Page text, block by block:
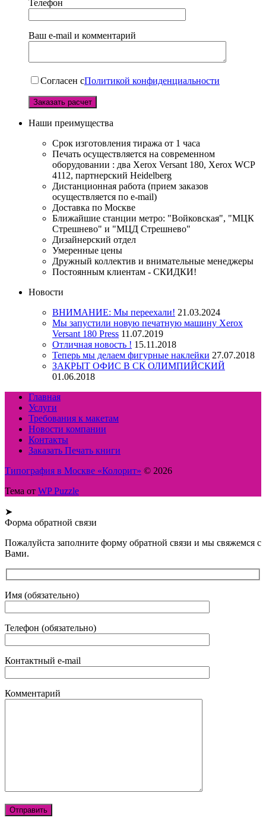
Телефон
Ваш e-mail и комментарий
Согласен сПолитикой конфиденциальности
Наши преимущества
Срок изготовления тиража от 1 часа
Печать осуществляется на современном
оборудовании : два Xerox Versant 180, Xerox WCP
4112, партнерский Heidelberg
Дистанционная работа (прием заказов
осуществляется по e-mail)
Доставка по Москве
Ближайшие станции метро: "Войковская", "МЦК
Стрешнево" и "МЦД Стрешнево"
Дизайнерский отдел
Умеренные цены
Дружный коллектив и внимательные менеджеры
Постоянным клиентам - СКИДКИ!
Новости
ВНИМАНИЕ: Мы переехали! 21.03.2024
Мы запустили новую печатную машину Xerox
Versant 180 Press 11.07.2019
Отличная новость ! 15.11.2018
Теперь мы делаем фигурные наклейки 27.07.2018
ЗАКРЫТ ОФИС В СК ОЛИМПИЙСКИЙ
01.06.2018
Главная
Услуги
Требования к макетам
Новости компании
Контакты
Заказать Печать книги
Типография в Москве «Колорит» © 2026
Тема от WP Puzzle
➤
Форма обратной связи
Пожалуйста заполните форму обратной связи и мы свяжемся с
Вами.
Имя (обязательно)
Телефон (обязательно)
Контактный e-mail
Комментарий